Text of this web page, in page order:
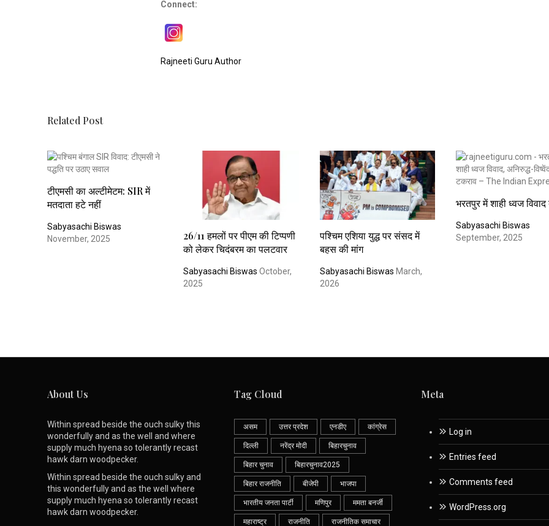
Connect:
Rajneeti Guru Author
Related Post
टीएमसी का अल्टीमेटम: SIR में
मतदाता हटे नहीं
Sabyasachi Biswas
November, 2025
26/11 हमलों पर पीएम की टिप्पणी
को लेकर चिदंबरम का पलटवार
Sabyasachi Biswas October,
2025
पश्चिम एशिया युद्ध पर संसद में
बहस की मांग
Sabyasachi Biswas March,
2026
भरतपुर में शाही ध्वज विवाद
Sabyasachi Biswas
September, 2025
About Us
Within spread beside the ouch sulky this
wonderfully and as the well and where
supply much hyena so tolerantly recast
hawk darn woodpecker.
Within spread beside the ouch sulky and
this wonderfully and as the well where
supply much hyena so tolerantly recast
hawk darn woodpecker.
Tag Cloud
असम उत्तर प्रदेश एनडीए कांग्रेस
दिल्ली नरेंद्र मोदी बिहारचुनाव
बिहार चुनाव बिहारचुनाव2025
बिहार राजनीति बीजेपी भाजपा
भारतीय जनता पार्टी मणिपुर ममता बनर्जी
महाराष्ट्र राजनीति राजनीतिक समाचार
Meta
Log in
Entries feed
Comments feed
WordPress.org